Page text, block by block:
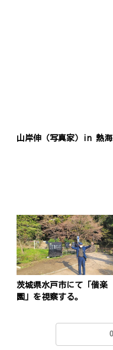
山岸伸（写真家）in 熱海
茨城県水戸市にて「偕楽
園」を視察する。